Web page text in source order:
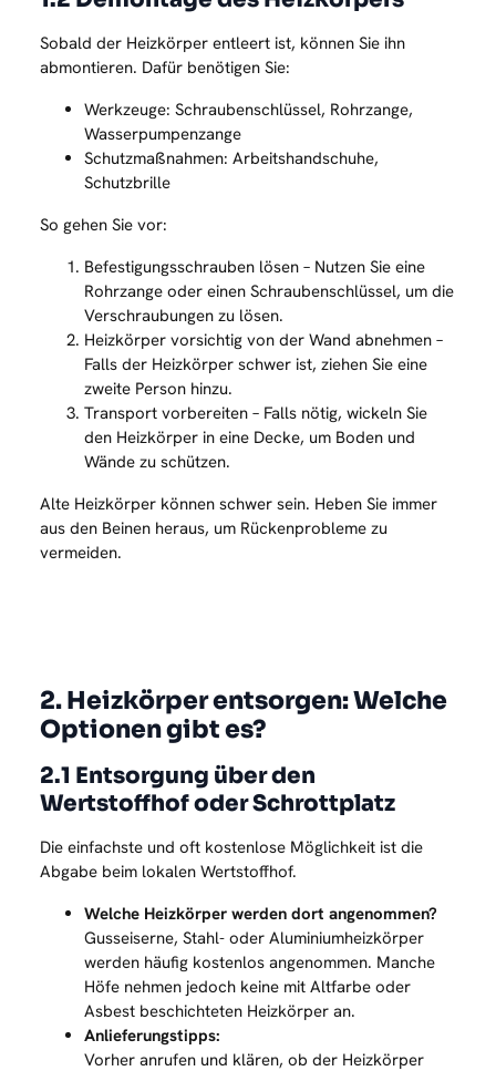
Sobald der Heizkörper entleert ist, können Sie ihn
abmontieren. Dafür benötigen Sie:
Werkzeuge: Schraubenschlüssel, Rohrzange,
Wasserpumpenzange
Schutzmaßnahmen: Arbeitshandschuhe,
Schutzbrille
So gehen Sie vor:
Befestigungsschrauben lösen – Nutzen Sie eine
Rohrzange oder einen Schraubenschlüssel, um die
Verschraubungen zu lösen.
Heizkörper vorsichtig von der Wand abnehmen –
Falls der Heizkörper schwer ist, ziehen Sie eine
zweite Person hinzu.
Transport vorbereiten – Falls nötig, wickeln Sie
den Heizkörper in eine Decke, um Boden und
Wände zu schützen.
Alte Heizkörper können schwer sein. Heben Sie immer
aus den Beinen heraus, um Rückenprobleme zu
vermeiden.
2. Heizkörper entsorgen: Welche
Optionen gibt es?
2.1 Entsorgung über den
Wertstoffhof oder Schrottplatz
Die einfachste und oft kostenlose Möglichkeit ist die
Abgabe beim lokalen Wertstoffhof.
Welche Heizkörper werden dort angenommen?
Gusseiserne, Stahl- oder Aluminiumheizkörper
werden häufig kostenlos angenommen. Manche
Höfe nehmen jedoch keine mit Altfarbe oder
Asbest beschichteten Heizkörper an.
Anlieferungstipps:
Vorher anrufen und klären, ob der Heizkörper